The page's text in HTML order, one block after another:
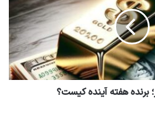
برنده هفته آینده کیست؟